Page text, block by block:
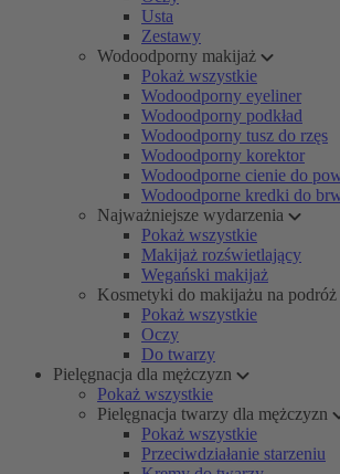
Usta
Zestawy
Wodoodporny makijaż
Pokaż wszystkie
Wodoodporny eyeliner
Wodoodporny podkład
Wodoodporny tusz do rzęs
Wodoodporny korektor
Wodoodporne cienie do
Wodoodporne kredki do
Najważniejsze wydarzenia
Pokaż wszystkie
Makijaż rozświetlający
Wegański makijaż
Kosmetyki do makijażu na podróż
Pokaż wszystkie
Oczy
Do twarzy
Pielęgnacja dla mężczyzn
Pokaż wszystkie
Pielęgnacja twarzy dla mężczyzn
Pokaż wszystkie
Przeciwdziałanie starzeniu